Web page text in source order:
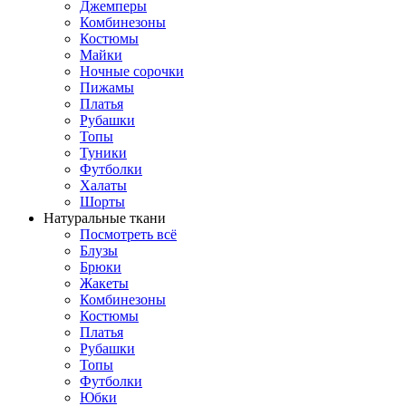
Джемперы
Комбинезоны
Костюмы
Майки
Ночные сорочки
Пижамы
Платья
Рубашки
Топы
Туники
Футболки
Халаты
Шорты
Натуральные ткани
Посмотреть всё
Блузы
Брюки
Жакеты
Комбинезоны
Костюмы
Платья
Рубашки
Топы
Футболки
Юбки